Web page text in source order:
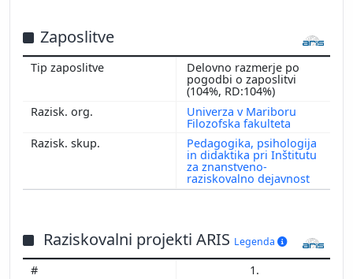
Zaposlitve
Delovno razmerje po
pogodbi o zaposlitvi
(104%, RD:104%)
Univerza v Mariboru
Filozofska fakulteta
Pedagogika, psihologija
in didaktika pri Inštitutu
za znanstveno-
raziskovalno dejavnost
Raziskovalni projekti ARIS Legenda
1.